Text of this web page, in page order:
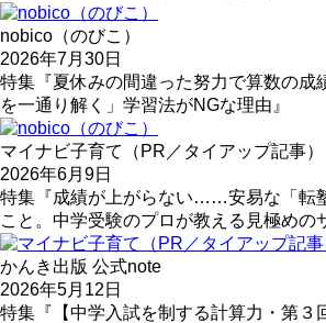
nobico（のびこ）
2026年7月30日
特集『夏休みの間違った努力で算数の成
を一通り解く」学習法がNGな理由』
マイナビ子育て（PR／タイアップ記事）
2026年6月9日
特集『成績が上がらない……安易な「転
こと。中学受験のプロが教える見極めの
かんき出版 公式note
2026年5月12日
特集『【中学入試を制する計算力・第３